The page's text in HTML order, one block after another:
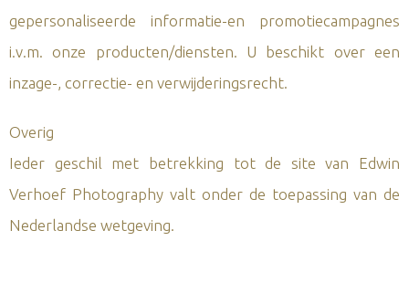
gepersonaliseerde informatie-en promotiecampagnes
i.v.m. onze producten/diensten. U beschikt over een
inzage-, correctie- en verwijderingsrecht.
Overig
Ieder geschil met betrekking tot de site van Edwin
Verhoef Photography valt onder de toepassing van de
Nederlandse wetgeving.